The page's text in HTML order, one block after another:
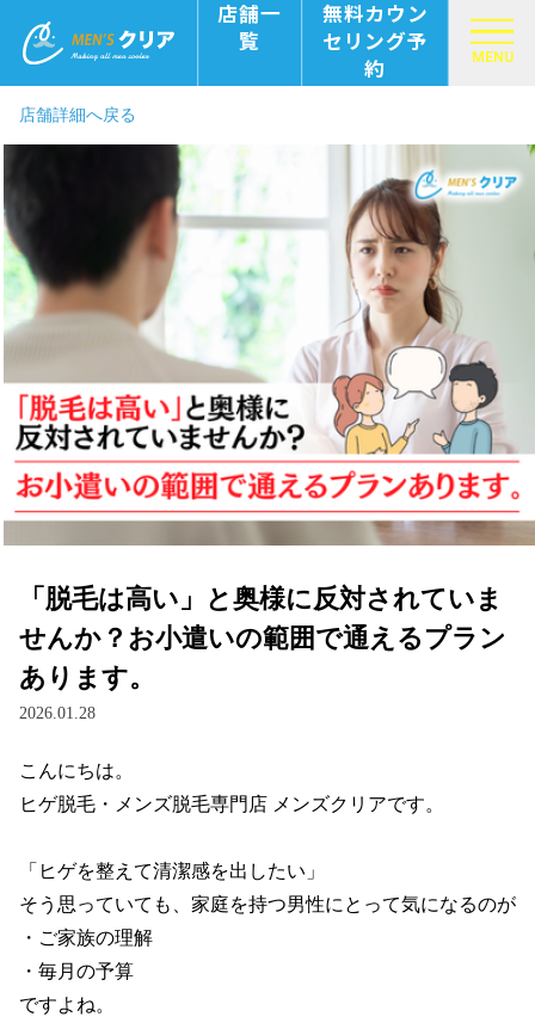
店舗一
覧
無料カウン
セリング予
約
MENU
店舗詳細へ戻る
「脱毛は高い」と奥様に反対されていま
せんか？お小遣いの範囲で通えるプラン
あります。
2026.01.28
こんにちは。
ヒゲ脱毛・メンズ脱毛専門店 メンズクリアです。
「ヒゲを整えて清潔感を出したい」
そう思っていても、家庭を持つ男性にとって気になるのが
・ご家族の理解
・毎月の予算
ですよね。